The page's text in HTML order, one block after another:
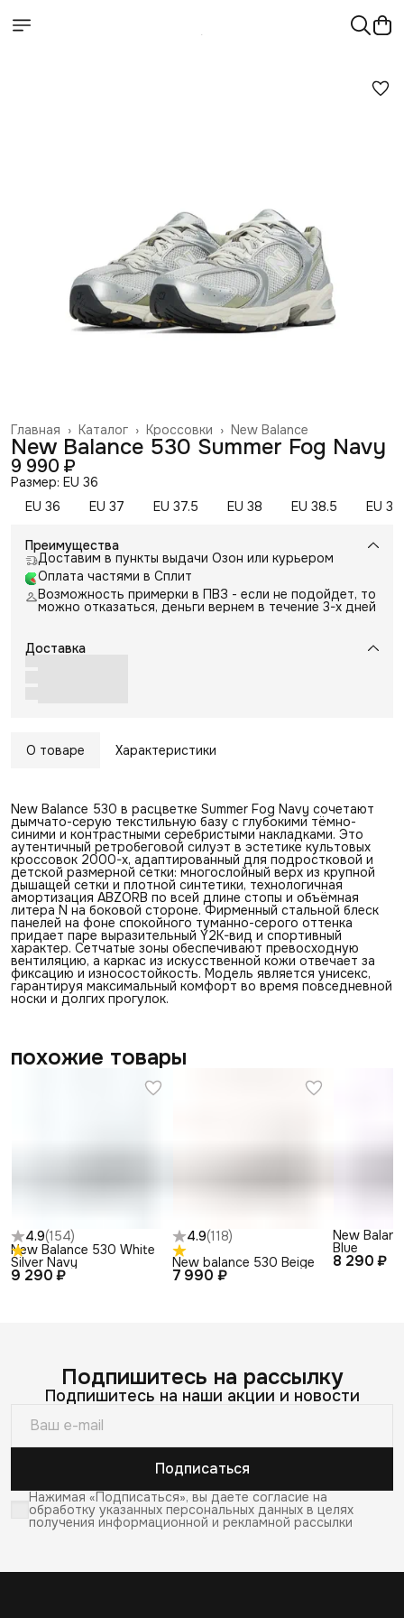
New Balance
Кроссовки ›
Каталог ›
Главная ›
New Balance 530 Summer Fog Navy
9 990 ₽
Размер: EU 36
EU 36
EU 37 EU 37.5 EU 38 EU 38.5 EU
Преимущества
Доставим в пункты выдачи Озон или курьером
Оплата частями в Сплит
Возможность примерки в ПВЗ - если не подойдет, то
можно отказаться, деньги вернем в течение 3-х дней
Доставка
О товаре Характеристики
New Balance 530 в расцветке Summer Fog Navy сочетают
дымчато-серую текстильную базу с глубокими тёмно-
синими и контрастными серебристыми накладками. Это
аутентичный ретробеговой силуэт в эстетике культовых
кроссовок 2000-х, адаптированный для подростковой и
детской размерной сетки: многослойный верх из крупной
дышащей сетки и плотной синтетики, технологичная
амортизация ABZORB по всей длине стопы и объёмная
литера N на боковой стороне. Фирменный стальной блеск
панелей на фоне спокойного туманно-серого оттенка
придает паре выразительный Y2K-вид и спортивный
характер. Сетчатые зоны обеспечивают превосходную
вентиляцию, а каркас из искусственной кожи отвечает за
фиксацию и износостойкость. Модель является унисекс,
гарантируя максимальный комфорт во время повседневной
носки и долгих прогулок.
похожие товары
4.9(154)
9 290 ₽
New Balance 530 White
Silver Navy
4.9(118)
7 990 ₽
New balance 530 Beige 8 290 ₽
New
Blue
Подпишитесь на рассылку
Подпишитесь на наши акции и новости
Подписаться
Нажимая «Подписаться», вы даете согласие на
обработку указанных персональных данных в целях
получения информационной и рекламной рассылки